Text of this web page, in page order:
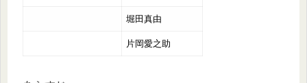
堀田真由
片岡愛之助